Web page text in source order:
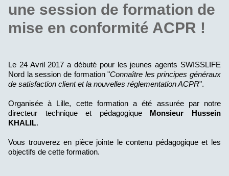
une session de formation de
mise en conformité ACPR !
Le 24 Avril 2017 a débuté pour les jeunes agents SWISSLIFE
Nord la session de formation "Connaître les principes généraux
de satisfaction client et la nouvelles réglementation ACPR".
Organisée à Lille, cette formation a été assurée par notre
directeur technique et pédagogique Monsieur Hussein
KHALIL.
Vous trouverez en pièce jointe le contenu pédagogique et les
objectifs de cette formation.